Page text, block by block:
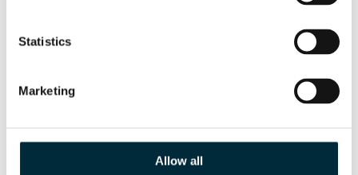
Statistics
Marketing
Allow all